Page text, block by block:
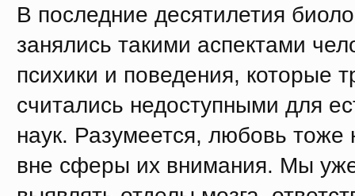
В последние десятилетия
занялись такими аспектами
психики и поведения, которые
считались недоступными для
наук. Разумеется, любовь тоже
вне сферы их внимания. Мы